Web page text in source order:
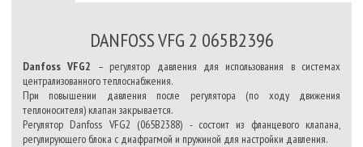
DANFOSS VFG 2 065B2396
Danfoss VFG2 – регулятор давления для использования в системах
централизованного теплоснабжения.
При повышении давления после регулятора (по ходу движения
теплоносителя) клапан закрывается.
Регулятор Danfoss VFG2 (065B2388) - состоит из фланцевого клапана,
регулирующего блока с диафрагмой и пружиной для настройки давления.